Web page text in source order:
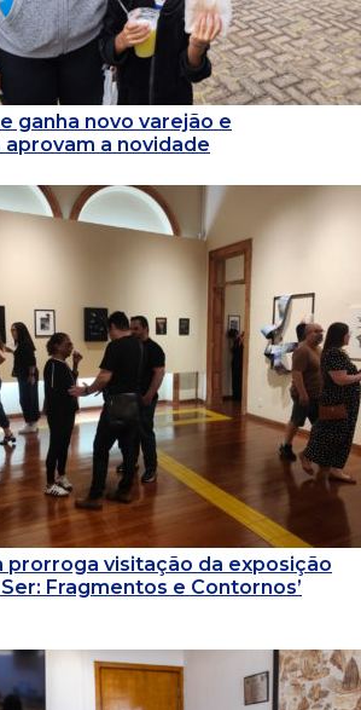
ganha novo varejão e
a novidade
prorroga visitação da exposição
Fragmentos e Contornos’